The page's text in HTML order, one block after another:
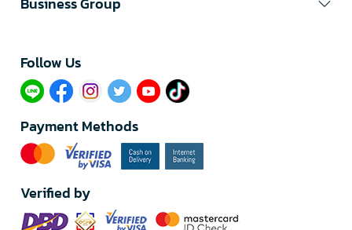
Follow Us​
Payment Methods
Verified by